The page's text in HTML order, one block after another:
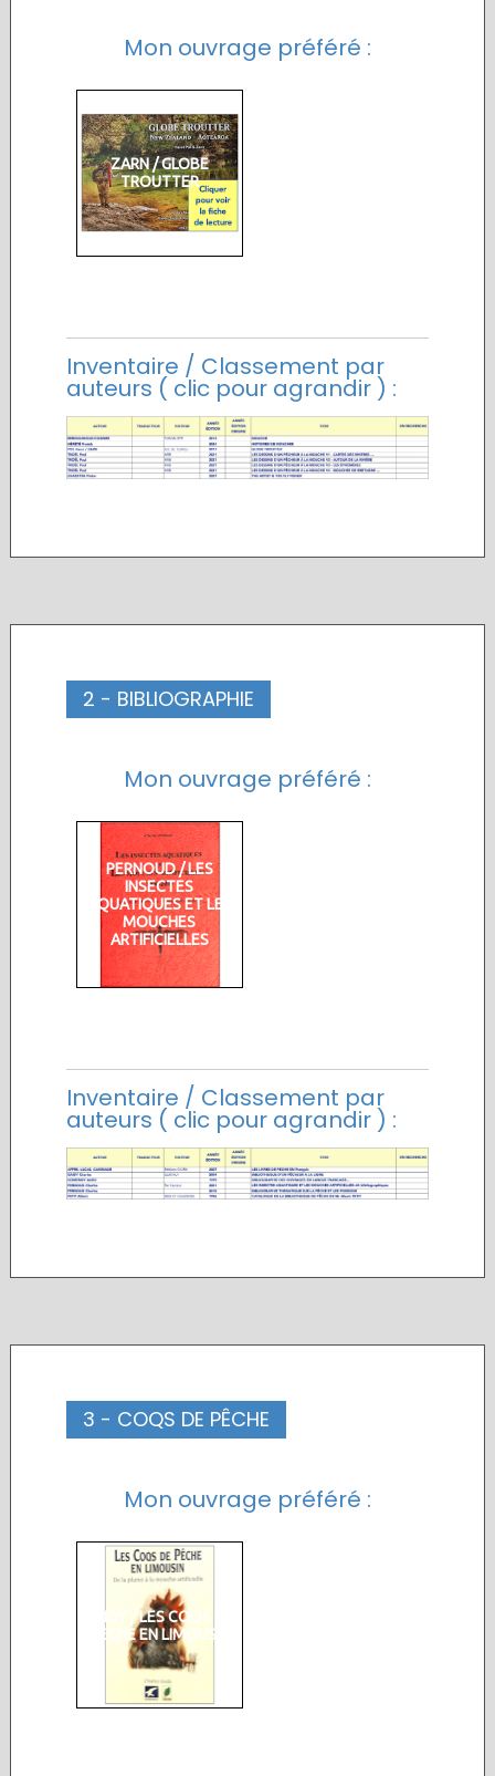
Mon ouvrage préféré :
ZARN / GLOBE
TROUTTER
Inventaire / Classement par
auteurs ( clic pour agrandir ) :
2 - BIBLIOGRAPHIE
Mon ouvrage préféré :
PERNOUD / LES
INSECTES
AQUATIQUES ET LES
MOUCHES
ARTIFICIELLES
Inventaire / Classement par
auteurs ( clic pour agrandir ) :
3 - COQS DE PÊCHE
Mon ouvrage préféré :
GAIDY / LES COQS DE
PÊCHE EN LIMOUSIN